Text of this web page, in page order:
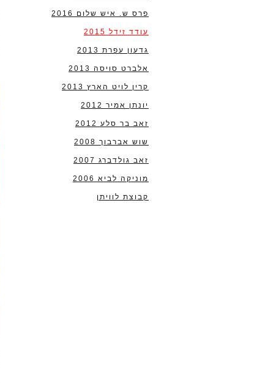
פרס ש. איש שלום 2016
עודד זידל 2015
גדעון עפרת 2013
אלברט סויסה 2013
קרין לויט הארץ 2013
יונתן אמיר 2012
זאב בר סלע 2012
שוש אברבוך 2008
זאב גולדברג 2007
מוניקה לביא 2006
קבוצת לוויתן